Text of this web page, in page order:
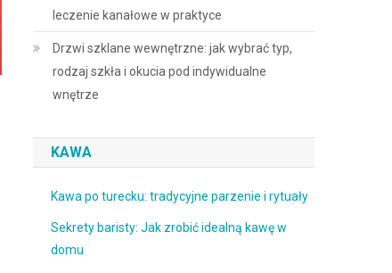
leczenie kanałowe w praktyce
Drzwi szklane wewnętrzne: jak wybrać typ,
rodzaj szkła i okucia pod indywidualne
wnętrze
KAWA
Kawa po turecku: tradycyjne parzenie i rytuały
Sekrety baristy: Jak zrobić idealną kawę w
domu